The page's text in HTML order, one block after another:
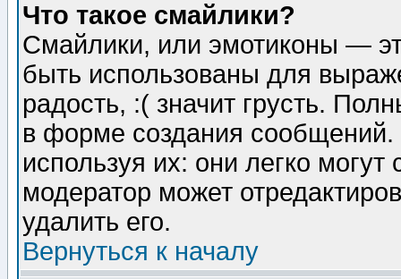
Что такое смайлики?
Смайлики, или эмотиконы —
быть использованы для
радость, :( значит грусть.
в форме создания сообщений.
используя их: они легко
модератор может
удалить его.
Вернуться к началу